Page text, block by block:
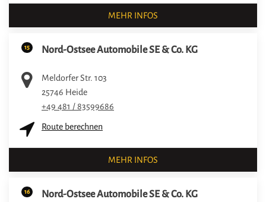
MEHR INFOS
15 Nord-Ostsee Automobile SE & Co. KG
Meldorfer Str. 103
25746 Heide
+49 481 / 83599686
Route berechnen
MEHR INFOS
16 Nord-Ostsee Automobile SE & Co. KG